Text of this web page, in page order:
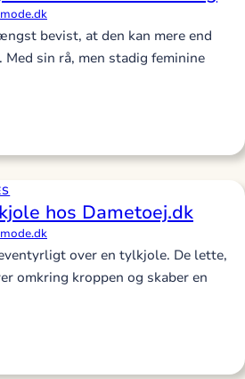
bevist, at den kan mere end
sin rå, men stadig feminine
hos Dametoej.dk
over en tylkjole. De lette,
omkring kroppen og skaber en